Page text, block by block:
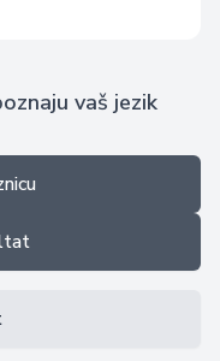
vaš jezik